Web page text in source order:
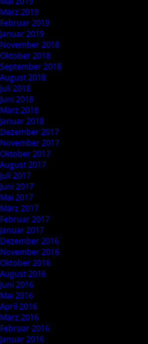
März 2019
Februar 2019
Januar 2019
November 2018
Oktober 2018
September 2018
August 2018
Juli 2018
Juni 2018
März 2018
Januar 2018
Dezember 2017
November 2017
Oktober 2017
August 2017
Juli 2017
Juni 2017
Mai 2017
März 2017
Februar 2017
Januar 2017
Dezember 2016
November 2016
Oktober 2016
August 2016
Juni 2016
Mai 2016
April 2016
März 2016
Februar 2016
Januar 2016